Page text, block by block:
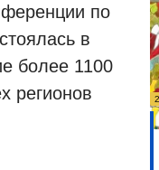
по
в
более 1100
регионов